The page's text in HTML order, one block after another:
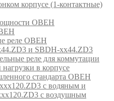
корпусе (1-контактные)
ОВЕН
реле ОВЕН
и SBDH-xx44.ZD3
реле для коммутации
в корпусе
стандарта ОВЕН
с водяным и
с воздушным